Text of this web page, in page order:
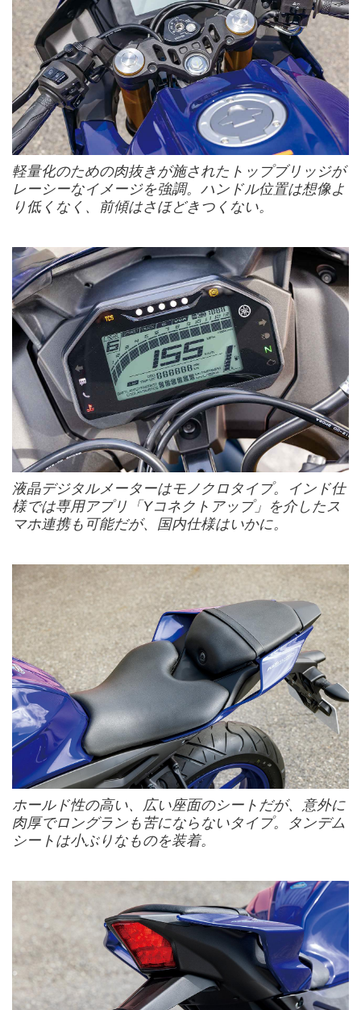
軽量化のための肉抜きが施されたトップブリッジが
レーシーなイメージを強調。ハンドル位置は想像よ
り低くなく、前傾はさほどきつくない。
液晶デジタルメーターはモノクロタイプ。インド仕
様では専用アプリ「Yコネクトアップ」を介したス
マホ連携も可能だが、国内仕様はいかに。
ホールド性の高い、広い座面のシートだが、意外に
肉厚でロングランも苦にならないタイプ。タンデム
シートは小ぶりなものを装着。